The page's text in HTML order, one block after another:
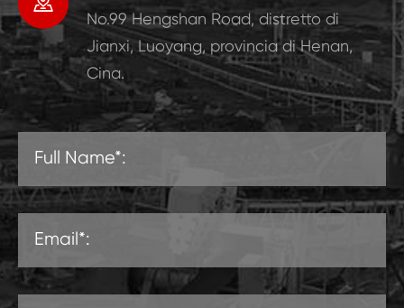
No.99 Hengshan Road, distretto di
Jianxi, Luoyang, provincia di Henan,
Cina.